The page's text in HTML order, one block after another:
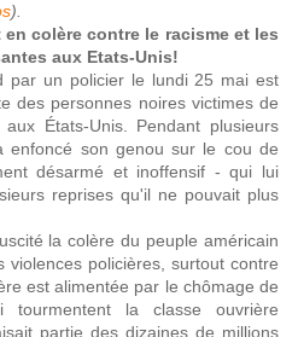
).
colère contre le racisme et les
aux Etats-Unis!
par un policier le lundi 25 mai est
des personnes noires victimes de
États-Unis. Pendant plusieurs
enfoncé son genou sur le cou de
désarmé et inoffensif - qui lui
reprises qu'il ne pouvait plus
la colère du peuple américain
policières, surtout contre
est alimentée par le chômage de
la classe ouvrière
partie des dizaines de millions